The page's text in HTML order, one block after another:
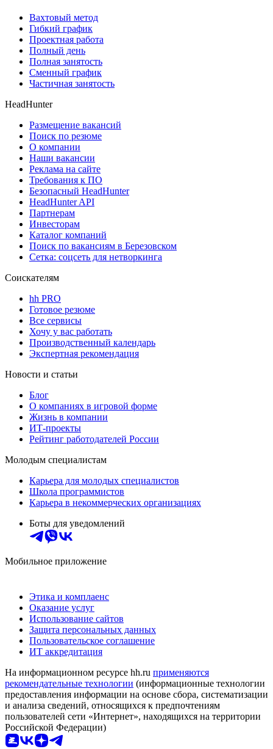
Вахтовый метод
Гибкий график
Проектная работа
Полный день
Полная занятость
Сменный график
Частичная занятость
HeadHunter
Размещение вакансий
Поиск по резюме
О компании
Наши вакансии
Реклама на сайте
Требования к ПО
Безопасный HeadHunter
HeadHunter API
Партнерам
Инвесторам
Каталог компаний
Поиск по вакансиям в Березовском
Сетка: соцсеть для нетворкинга
Соискателям
hh PRO
Готовое резюме
Все сервисы
Хочу у вас работать
Производственный календарь
Экспертная рекомендация
Новости и статьи
Блог
О компаниях в игровой форме
Жизнь в компании
ИТ-проекты
Рейтинг работодателей России
Молодым специалистам
Карьера для молодых специалистов
Школа программистов
Карьера в некоммерческих организациях
Боты для уведомлений
Мобильное приложение
Этика и комплаенс
Оказание услуг
Использование сайтов
Защита персональных данных
Пользовательское соглашение
ИТ аккредитация
На информационном ресурсе hh.ru применяются
рекомендательные технологии (информационные технологии
предоставления информации на основе сбора, систематизации
и анализа сведений, относящихся к предпочтениям
пользователей сети «Интернет», находящихся на территории
Российской Федерации)